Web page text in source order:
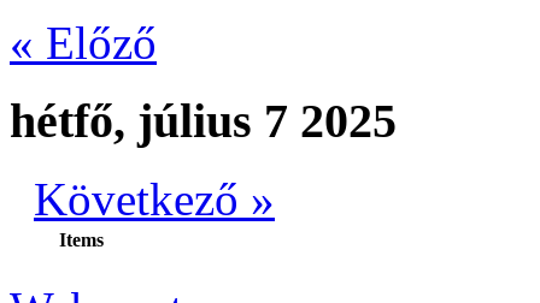
« Előző
hétfő, július 7 2025
Következő »
Items